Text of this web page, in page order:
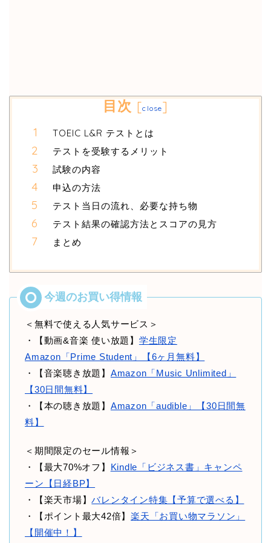
目次 [close]
TOEIC L&R テストとは
テストを受験するメリット
試験の内容
申込の方法
テスト当日の流れ、必要な持ち物
テスト結果の確認方法とスコアの見方
まとめ
＜無料で使える人気サービス＞
・【動画&音楽 使い放題】 学生限定
Amazon「Prime Student」【6ヶ月無料】
・【音楽聴き放題】 Amazon「Music Unlimited」
【30日間無料】
・【本の聴き放題】 Amazon「audible」【30日間無
料】
＜期間限定のセール情報＞
・【最大70%オフ】 Kindle「ビジネス書」キャンペ
ーン【日経BP】
・【楽天市場】バレンタイン特集【予算で選べる】
・【ポイント最大42倍】楽天「お買い物マラソン」
【開催中！】